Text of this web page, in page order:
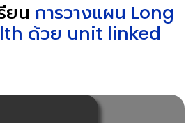
ยน การวางแผน Long
ด้วย unit linked